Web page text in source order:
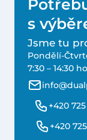
s
Jsme tu
Pondělí-
7:30 – 14:30
+420
+420